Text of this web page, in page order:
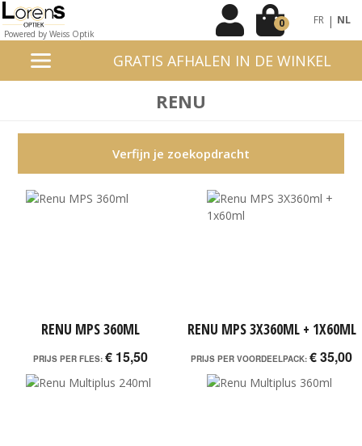
Powered by Weiss Optik
0 FR | NL
GRATIS AFHALEN IN DE WINKEL
RENU
Verfijn je zoekopdracht
RENU MPS 360ML
PRIJS PER FLES: € 15,50
RENU MPS 3X360ML + 1X60ML
PRIJS PER VOORDEELPACK: € 35,00